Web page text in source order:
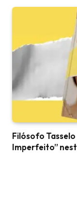
Filósofo Tasselo
Imperfeito”